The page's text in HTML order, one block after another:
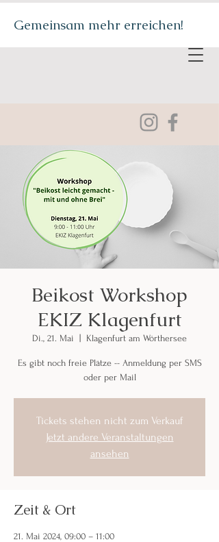
Gemeinsam mehr erreichen!
Beikost Workshop
EKIZ Klagenfurt
Di., 21. Mai Klagenfurt am Wörthersee
Es gibt noch freie Plätze -- Anmeldung per SMS
oder per Mail
Tickets stehen nicht zum Verkauf
Jetzt andere Veranstaltungen
ansehen
Zeit & Ort
21. Mai 2024, 09:00 – 11:00